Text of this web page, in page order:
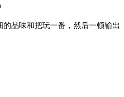
品味和把玩一番，然后一顿输出